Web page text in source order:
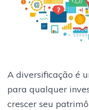
A diversificação é
para qualquer
crescer seu